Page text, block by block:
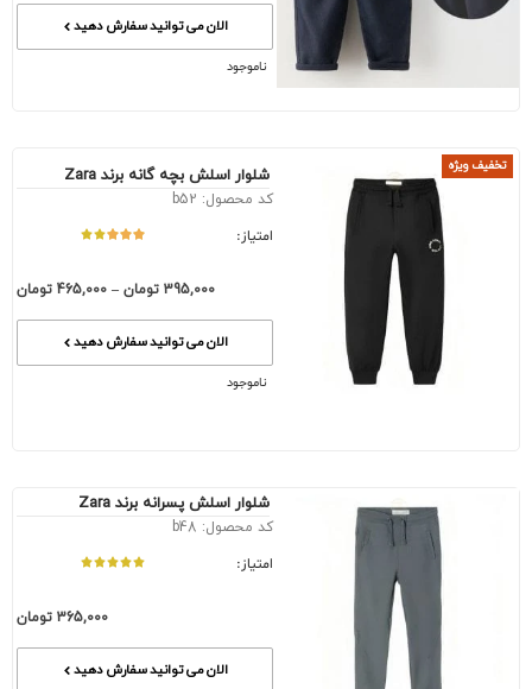
الان می توانید سفارش دهید
ناموجود
شلوار اسلش بچه گانه برند Zara
کد محصول: b52
امتیاز:
395,000 تومان –
465,000 تومان
الان می توانید سفارش دهید
ناموجود
تخفیف ویژه
شلوار اسلش پسرانه برند Zara
کد محصول: b48
امتیاز:
365,000 تومان
الان می توانید سفارش دهید